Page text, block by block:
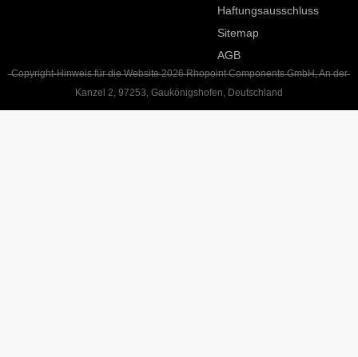
Haftungsausschluss
Sitemap
AGB
Copyright-Hinweis für die Website 2026 Rhopoint Components GmbH, An der
Kanzel 2, 97253, Gaukönigshofen, Deutschland